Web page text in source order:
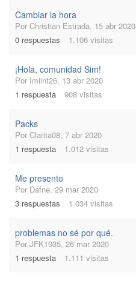
Cambiar la hora
Por Christian Estrada, 15 abr 2020
0 respuestas 1.106 visitas
¡Hola, comunidad Sim!
Por Imiint26, 13 abr 2020
1 respuesta 908 visitas
Packs
Por Clarita08, 7 abr 2020
1 respuesta 1.012 visitas
Me presento
Por Dafne, 29 mar 2020
3 respuestas 1.034 visitas
problemas no sé por qué.
Por JFK1935, 26 mar 2020
1 respuesta 1.111 visitas